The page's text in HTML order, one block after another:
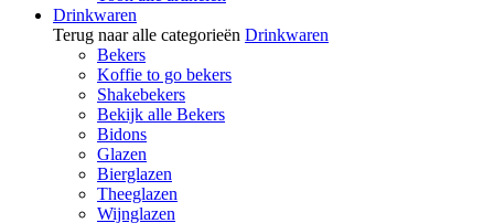
Drinkwaren
Terug naar alle categorieën Drinkwaren
Bekers
Koffie to go bekers
Shakebekers
Bekijk alle Bekers
Bidons
Glazen
Bierglazen
Theeglazen
Wijnglazen